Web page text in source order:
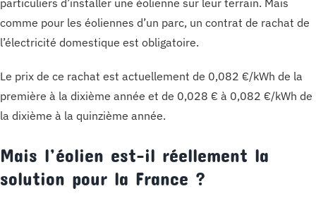
particuliers d’installer une éolienne sur leur terrain. Mais
comme pour les éoliennes d’un parc, un contrat de rachat de
l’électricité domestique est obligatoire.
Le prix de ce rachat est actuellement de 0,082 €/kWh de la
première à la dixième année et de 0,028 € à 0,082 €/kWh de
la dixième à la quinzième année.
Mais l’éolien est-il réellement la
solution pour la France ?